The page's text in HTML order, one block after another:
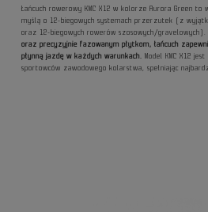
Łańcuch rowerowy KMC X12 w kolorze Aurora Green to
myślą o 12-biegowych systemach przerzutek (z
oraz 12-biegowych rowerów szosowych/gravelowych).
oraz precyzyjnie fazowanym płytkom, łańcuch
płynną jazdę w każdych warunkach. Model KMC X12
sportowców zawodowego kolarstwa, spełniając